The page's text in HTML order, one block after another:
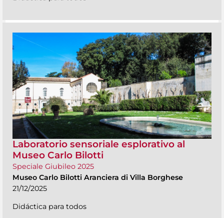
Laboratorio sensoriale esplorativo al
Museo Carlo Bilotti
Speciale Giubileo 2025
Museo Carlo Bilotti Aranciera di Villa Borghese
21/12/2025
Didáctica para todos